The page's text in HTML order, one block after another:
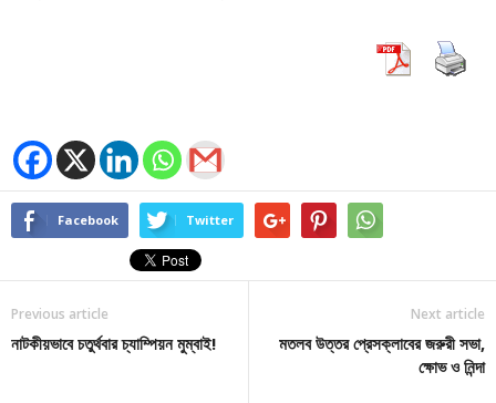
Facebook Twitter
Previous article
নাটকীয়ভাবে চতুর্থবার চ্যাম্পিয়ন মুম্বাই!
Next article
মতলব উত্তর প্রেসক্লাবের জরুরী সভা,
ক্ষোভ ও নিন্দা